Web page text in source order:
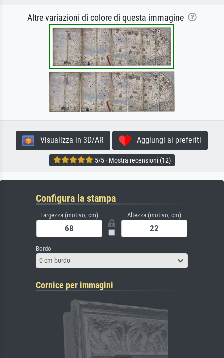
Altre variazioni di colore di questa immagine
Visualizza in 3D/AR Aggiungi ai preferiti
5/5 · Mostra recensioni (12)
Configura la stampa
Largezza (motivo, cm) Altezza (motivo, cm)
Bordo
0 cm bordo
Cornice per immagini